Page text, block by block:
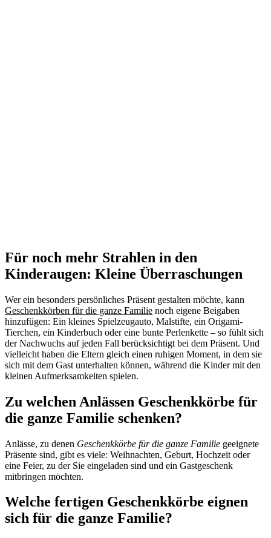
Für noch mehr Strahlen in den
Kinderaugen: Kleine Überraschungen
Wer ein besonders persönliches Präsent gestalten möchte, kann
Geschenkkörben für die ganze Familie noch eigene Beigaben
hinzufügen: Ein kleines Spielzeugauto, Malstifte, ein Origami-
Tierchen, ein Kinderbuch oder eine bunte Perlenkette – so fühlt sich
der Nachwuchs auf jeden Fall berücksichtigt bei dem Präsent. Und
vielleicht haben die Eltern gleich einen ruhigen Moment, in dem sie
sich mit dem Gast unterhalten können, während die Kinder mit den
kleinen Aufmerksamkeiten spielen.
Zu welchen Anlässen Geschenkkörbe für
die ganze Familie schenken?
Anlässe, zu denen Geschenkkörbe für die ganze Familie geeignete
Präsente sind, gibt es viele: Weihnachten, Geburt, Hochzeit oder
eine Feier, zu der Sie eingeladen sind und ein Gastgeschenk
mitbringen möchten.
Welche fertigen Geschenkkörbe eignen
sich für die ganze Familie?